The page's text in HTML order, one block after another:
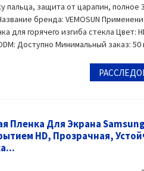
пальца, защита от царапин, полное
бренда: VEMOSUN
для горячего изгиба стекла Цвет:
Доступно Минимальный заказ: 50
Пленка Для Экрана
HD, Прозрачная,